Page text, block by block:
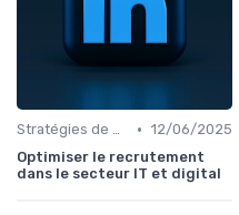
Stratégies de Recrutement Digital • 12/06/2025
Optimiser le recrutement
dans le secteur IT et digital